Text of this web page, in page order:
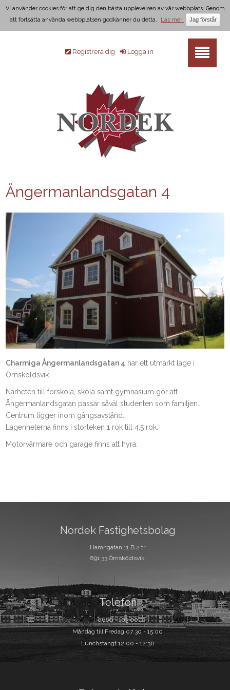
Vi använder cookies för att ge dig den bästa upplevelsen av vår webbplats. Genom
att fortsätta använda webbplatsen godkänner du detta.
Läs mer
Logga in
Registrera dig
Ångermanlandsgatan 4
Charmiga Ångermanlandsgatan 4 har ett utmärkt läge i
Örnsköldsvik.
Närheten till förskola, skola samt gymnasium gör att
Ångermanlandsgatan passar såväl studenten som familjen.
Centrum ligger inom gångsavstånd.
Lägenheterna finns i storleken 1 rok till 4,5 rok.
Motorvärmare och garage finns att hyra.
Nordek Fastighetsbolag
Hamngatan 11 B 2 tr
891 33 Örnsköldsvik
Telefon
0660 - 103 00
Måndag till Fredag 07:30 - 15:00
Lunchstängt 12:00 - 12:30